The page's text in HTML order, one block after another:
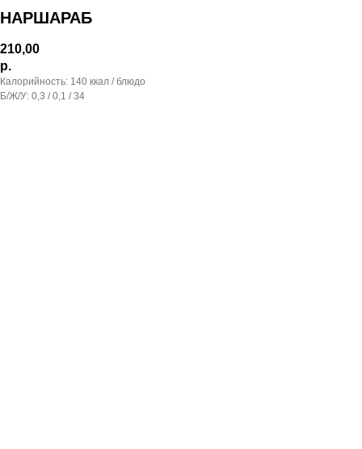
НАРШАРАБ
210,00
р.
Калорийность: 140 ккал / блюдо
Б/Ж/У: 0,3 / 0,1 / 34